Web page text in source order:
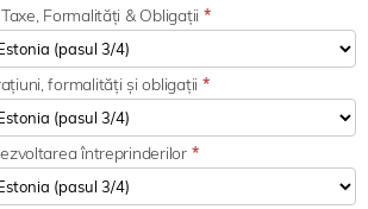
Formalități & Obligații *
formalități și obligații *
întreprinderilor *